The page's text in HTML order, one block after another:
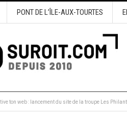
PONT DE L’ÎLE-AUX-TOURTES
ton web : lancement du site de la troupe Les